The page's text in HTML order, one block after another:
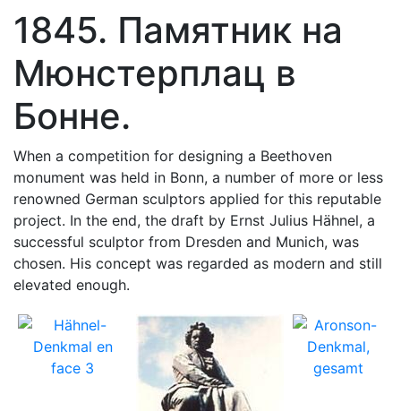
1845. Памятник на
Мюнстерплац в
Бонне.
When a competition for designing a Beethoven
monument was held in Bonn, a number of more or less
renowned German sculptors applied for this reputable
project. In the end, the draft by Ernst Julius Hähnel, a
successful sculptor from Dresden and Munich, was
chosen. His concept was regarded as modern and still
elevated enough.